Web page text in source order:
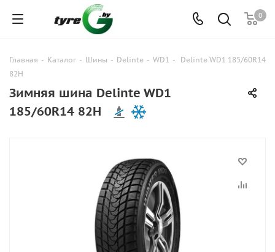
0
Главная - Каталог - Шины - Delinte - WD1 -
Delinte WD1 185/60R14
82H
Зимняя шина Delinte WD1
185/60R14 82H